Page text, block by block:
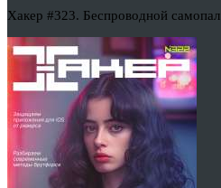
Хакер #323. Беспроводной самопал